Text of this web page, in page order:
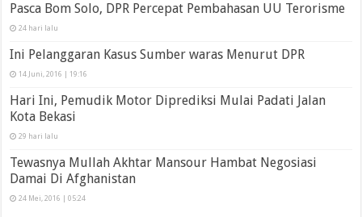
Pasca Bom Solo, DPR Percepat Pembahasan UU Terorisme
24 hari lalu
Ini Pelanggaran Kasus Sumber waras Menurut DPR
14 Juni, 2016 | 19:16
Hari Ini, Pemudik Motor Diprediksi Mulai Padati Jalan
Kota Bekasi
29 hari lalu
Tewasnya Mullah Akhtar Mansour Hambat Negosiasi
Damai Di Afghanistan
24 Mei, 2016 | 05:24